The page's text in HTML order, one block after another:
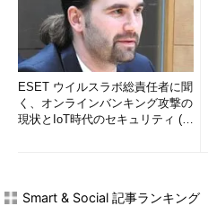
ESET ウイルスラボ総責任者に聞
く、オンラインバンキング攻撃の
現状とIoT時代のセキュリティ (1/
Smart & Social 記事ランキング